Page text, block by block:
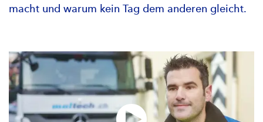
macht und warum kein Tag dem anderen gleicht.